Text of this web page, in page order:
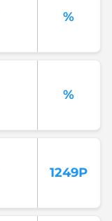
%
%
1249Р